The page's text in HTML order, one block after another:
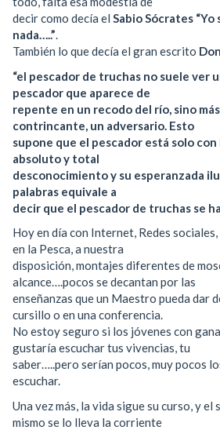
decir como decía el Sabio Sócrates “Yo
nada…..”.
También lo que decía el gran escrito
“el pescador de truchas no suele ver
pescador que aparece de
repente en un recodo del río, sino
contrincante, un adversario. Esto
supone que el pescador está solo con
absoluto y total
desconocimiento y su esperanzada
palabras equivale a
decir que el pescador de truchas se
Hoy en día con Internet, Redes
en la Pesca, a nuestra
disposición, montajes diferentes de
alcance….pocos se decantan por las
enseñanzas que un Maestro pueda dar
cursillo o en una conferencia.
No estoy seguro si los jóvenes con
gustaría escuchar tus vivencias, tu
saber…..pero serían pocos, muy pocos
escuchar.
Una vez más, la vida sigue su curso, y el
mismo se lo lleva la corriente